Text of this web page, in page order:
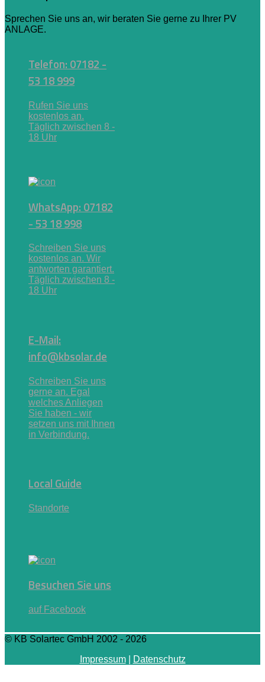
Sprechen Sie uns an, wir beraten Sie gerne zu Ihrer PV
ANLAGE.
Telefon: 07182 -
53 18 999
Rufen Sie uns
kostenlos an.
Täglich zwischen 8 -
18 Uhr
WhatsApp: 07182
- 53 18 998
Schreiben Sie uns
kostenlos an. Wir
antworten garantiert.
Täglich zwischen 8 -
18 Uhr
E-Mail:
info@kbsolar.de
Schreiben Sie uns
gerne an. Egal
welches Anliegen
Sie haben - wir
setzen uns mit Ihnen
in Verbindung.
Local Guide
Standorte
Besuchen Sie uns
auf Facebook
© KB Solartec GmbH 2002 - 2026
Impressum| Datenschutz